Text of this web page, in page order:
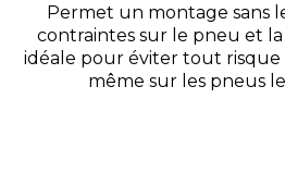
Permet un montage sans
contraintes sur le pneu et
idéale pour éviter tout risque
même sur les pneus